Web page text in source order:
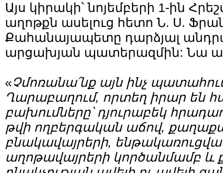
Այս կիրակի՝ նոյեմբերի 1-ին
աղոթքն ասելուց հետո Ն. Ս.
Քահանայապետը դարձյալ
արցախյան պատերազմին: Նա
«Չմոռանա՛նք այն ինչ
Ղարաբաղում, որտեղ իրար են
բախումները՝ դյուրաբեկ
թվի ողբերգական աճով,
բնակավայրերի,
աղոթավայրերի կործանմամբ